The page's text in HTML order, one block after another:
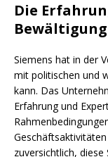
Die
Siemens hat in der
mit politischen und
kann. Das
Erfahrung und
zuversichtlich,